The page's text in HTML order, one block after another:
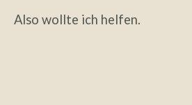
Also wollte ich helfen.